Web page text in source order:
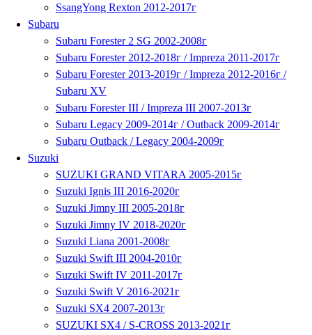
SsangYong Rexton 2012-2017г
Subaru
Subaru Forester 2 SG 2002-2008г
Subaru Forester 2012-2018г / Impreza 2011-2017г
Subaru Forester 2013-2019г / Impreza 2012-2016г /
Subaru XV
Subaru Forester III / Impreza III 2007-2013г
Subaru Legacy 2009-2014г / Outback 2009-2014г
Subaru Outback / Legacy 2004-2009г
Suzuki
SUZUKI GRAND VITARA 2005-2015г
Suzuki Ignis III 2016-2020г
Suzuki Jimny III 2005-2018г
Suzuki Jimny IV 2018-2020г
Suzuki Liana 2001-2008г
Suzuki Swift III 2004-2010г
Suzuki Swift IV 2011-2017г
Suzuki Swift V 2016-2021г
Suzuki SX4 2007-2013г
SUZUKI SX4 / S-CROSS 2013-2021г